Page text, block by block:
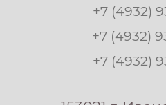
+7 (4932)
+7 (4932)
+7 (4932)